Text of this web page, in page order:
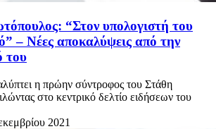
“Στον υπολογιστή του
– Νέες αποκαλύψεις από την
του
η πρώην σύντροφος του Στάθη
στο κεντρικό δελτίο ειδήσεων του
2021